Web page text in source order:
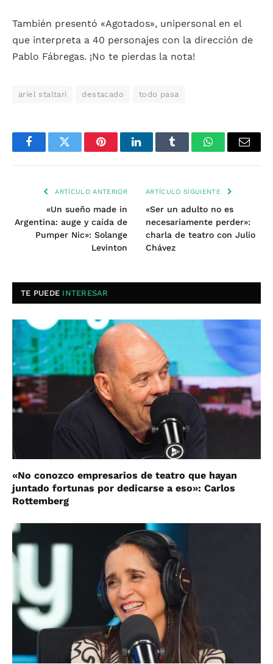
También presentó «Agotados», unipersonal en el
que interpreta a 40 personajes con la dirección de
Pablo Fábregas. ¡No te pierdas la nota!
ariel staltari destacado todo pasa
FacebookTwitter PinterestLinkedInTumblr WhatsAppEmail
ARTÍCULO ANTERIOR
«Un sueño made in
Argentina: auge y caída de
Pumper Nic»: Solange
Levinton
ARTÍCULO SIGUIENTE
«Ser un adulto no es
necesariamente perder»:
charla de teatro con Julio
Chávez
TE PUEDE INTERESAR
«No conozco empresarios de teatro que hayan
juntado fortunas por dedicarse a eso»: Carlos
Rottemberg